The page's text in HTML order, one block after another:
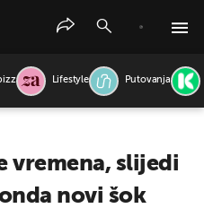
Lifestyle Putovanja
vremena, slijedi
novi šok